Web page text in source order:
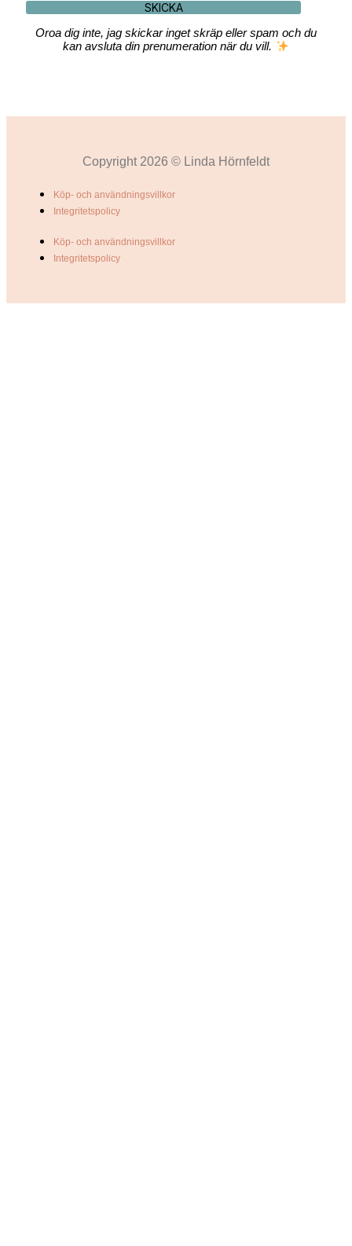
SKICKA
Oroa dig inte, jag skickar inget skräp eller spam och du
kan avsluta din prenumeration när du vill.
Copyright 2026 © Linda Hörnfeldt
Köp- och användningsvillkor
Integritetspolicy
Köp- och användningsvillkor
Integritetspolicy